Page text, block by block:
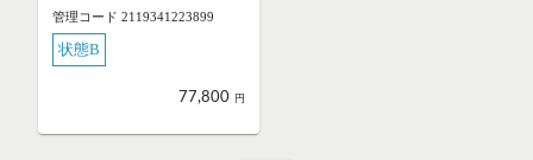
管理コード 2119341223899
状態B
77,800 円